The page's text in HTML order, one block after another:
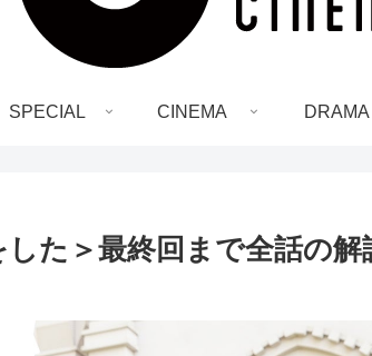
SPECIAL CINEMA DRAMA
た＞最終回まで全話の